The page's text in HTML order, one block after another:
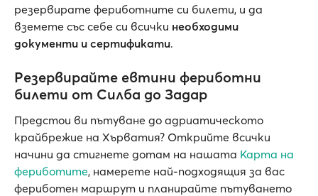
резервирате фериботните си билети, и да
вземете със себе си всички необходими
документи и сертификати.
Резервирайте евтини фериботни
билети от Силба до Задар
Предстои ви пътуване до адриатическото
крайбрежие на Хърватия? Открийте всички
начини да стигнете дотам на нашата Карта на
фериботите, намерете най-подходящия за вас
фериботен маршрут и планирайте пътуването